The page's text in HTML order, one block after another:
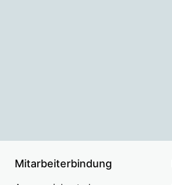
Mitarbeiterbindung